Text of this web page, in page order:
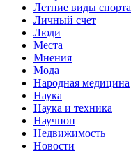
Летние виды спорта
Личный счет
Люди
Места
Мнения
Мода
Народная медицина
Наука
Наука и техника
Научпоп
Недвижимость
Новости